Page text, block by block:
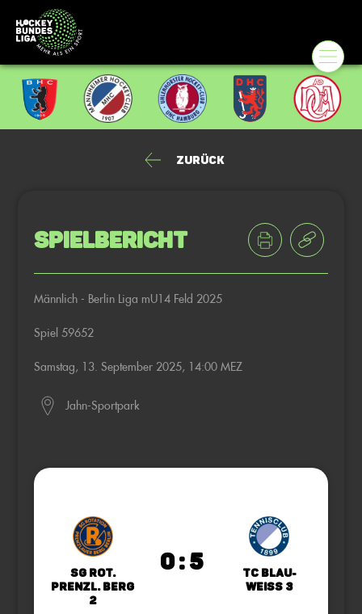
Zurück
Spielbericht
Männlich - Berlin Liga mU14 Feld 2025
Spiel 59652
Samstag, 13. September 2025, 14:00 MEZ
Jahn-Sportpark
SG Rot.
Prenzl. Berg
2
0 : 5
TC Blau-
Weiss 3